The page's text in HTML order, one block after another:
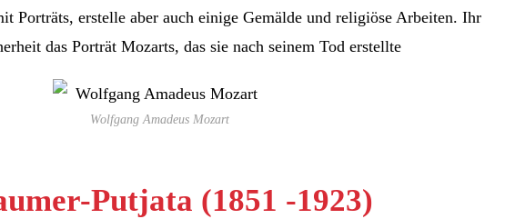
Porträts, erstelle aber auch einige Gemälde und religiöse Arbeiten. Ihr
das Porträt Mozarts, das sie nach seinem Tod erstellte
Wolfgang Amadeus Mozart
Putjata (1851 -1923)